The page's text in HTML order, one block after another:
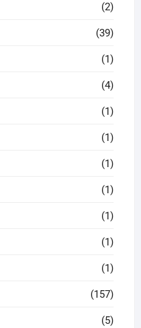
(2)
(39)
(1)
(4)
(1)
(1)
(1)
(1)
(1)
(1)
(1)
(157)
(5)